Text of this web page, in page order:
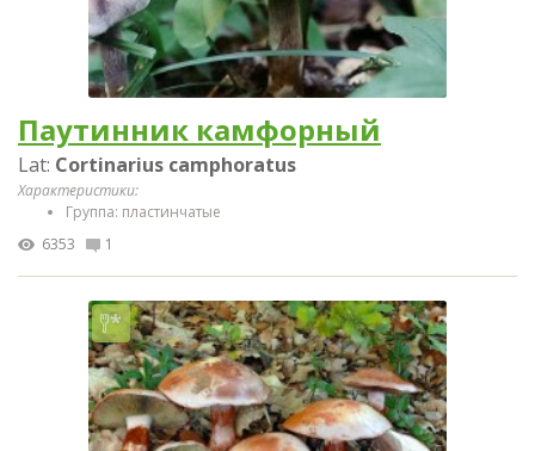
Паутинник камфорный
Lat: Cortinarius camphoratus
Характеристики:
Группа: пластинчатые
6353
1